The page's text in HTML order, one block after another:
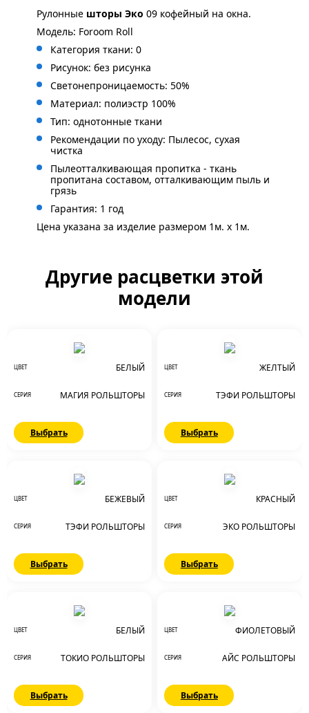
Рулонные шторы Эко 09 кофейный на окна.
Модель: Foroom Roll
Категория ткани: 0
Рисунок: без рисунка
Светонепроницаемость: 50%
Материал: полиэстр 100%
Тип: однотонные ткани
Рекомендации по уходу: Пылесос, сухая
чистка
Пылеотталкивающая пропитка - ткань
пропитана составом, отталкивающим пыль и
грязь
Гарантия: 1 год
Цена указана за изделие размером 1м. x 1м.
Другие расцветки этой
модели
ЦВЕТ БЕЛЫЙ
СЕРИЯ МАГИЯ РОЛЬШТОРЫ
Выбрать
ЦВЕТ ЖЕЛТЫЙ
СЕРИЯ ТЭФИ РОЛЬШТОРЫ
Выбрать
ЦВЕТ БЕЖЕВЫЙ
СЕРИЯ ТЭФИ РОЛЬШТОРЫ
Выбрать
ЦВЕТ КРАСНЫЙ
СЕРИЯ ЭКО РОЛЬШТОРЫ
Выбрать
ЦВЕТ БЕЛЫЙ
СЕРИЯ ТОКИО РОЛЬШТОРЫ
Выбрать
ЦВЕТ ФИОЛЕТОВЫЙ
СЕРИЯ АЙС РОЛЬШТОРЫ
Выбрать